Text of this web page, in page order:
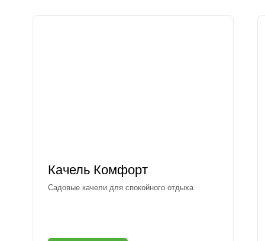
Качель Комфорт
Садовые качели для спокойного отдыха